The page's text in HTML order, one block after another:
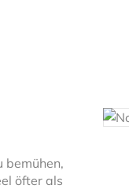
bemühen,
öfter als